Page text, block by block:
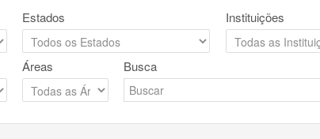
Estados Instituições
Áreas Busca